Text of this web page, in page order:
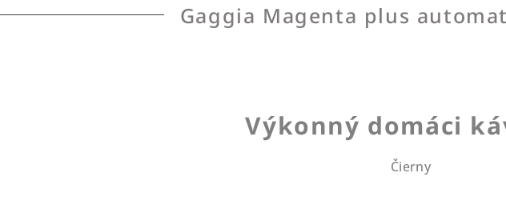
Gaggia Magenta plus
Výkonný domáci
Čierny